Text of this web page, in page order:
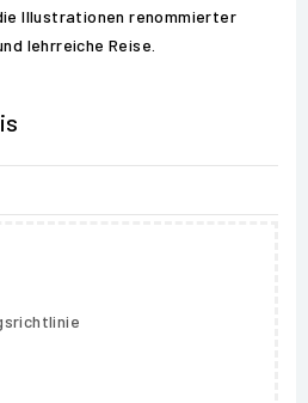
Illustrationen renommierter
lehrreiche Reise.